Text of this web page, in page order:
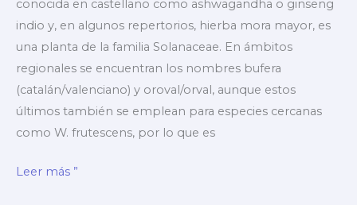
conocida en castellano como ashwagandha o ginseng
indio y, en algunos repertorios, hierba mora mayor, es
una planta de la familia Solanaceae. En ámbitos
regionales se encuentran los nombres bufera
(catalán/valenciano) y oroval/orval, aunque estos
últimos también se emplean para especies cercanas
como W. frutescens, por lo que es
▶️
Leer más ”